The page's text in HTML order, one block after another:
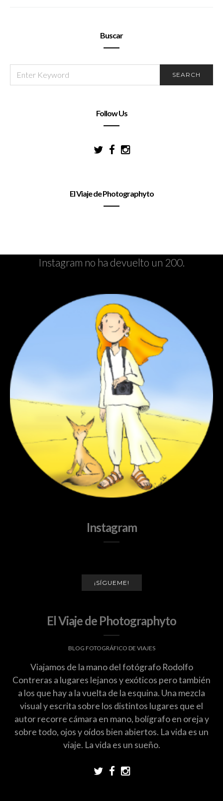
Buscar
FOR:
SEARCH
Follow Us
El Viaje de Photographyto
Instagram no ha devuelto un 200.
Instagram
¡SÍGUEME!
El Viaje de Photographyto
BLOG FOTOGRÁFICO DE VIAJES
Viajamos de la mano del fotógrafo Rodolfo
Contreras a lugares lejanos y exóticos pero también
a los que hay a la vuelta de la esquina. Una mezcla
visual y escrita sobre los distintos lugares que el
autor recorre cámara en mano, bolígrafo en oreja y
sobre todo, ojos y oídos bien abiertos. La vida es un
viaje. La vida es un sueño.